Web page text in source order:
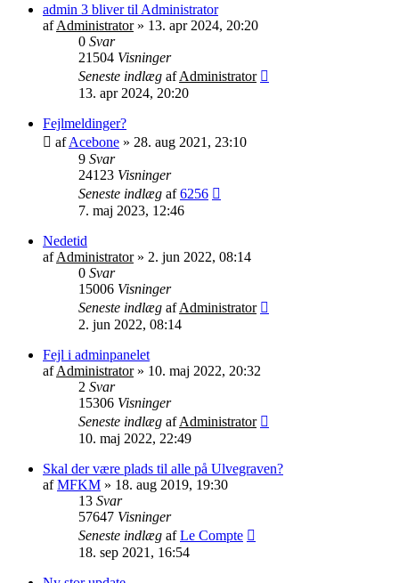
admin 3 bliver til Administrator
afAdministrator» 13. apr 2024, 20:20
0 Svar
21504 Visninger
Seneste indlæg afAdministrator
13. apr 2024, 20:20
Fejlmeldinger?
afAcebone » 28. aug 2021, 23:10
9 Svar
24123 Visninger
Seneste indlæg af6256
7. maj 2023, 12:46
Nedetid
afAdministrator» 2. jun 2022, 08:14
0 Svar
15006 Visninger
Seneste indlæg afAdministrator
2. jun 2022, 08:14
Fejl i adminpanelet
afAdministrator» 10. maj 2022, 20:32
2 Svar
15306 Visninger
Seneste indlæg afAdministrator
10. maj 2022, 22:49
Skal der være plads til alle på Ulvegraven?
afMFKM » 18. aug 2019, 19:30
13 Svar
57647 Visninger
Seneste indlæg afLe Compte
18. sep 2021, 16:54